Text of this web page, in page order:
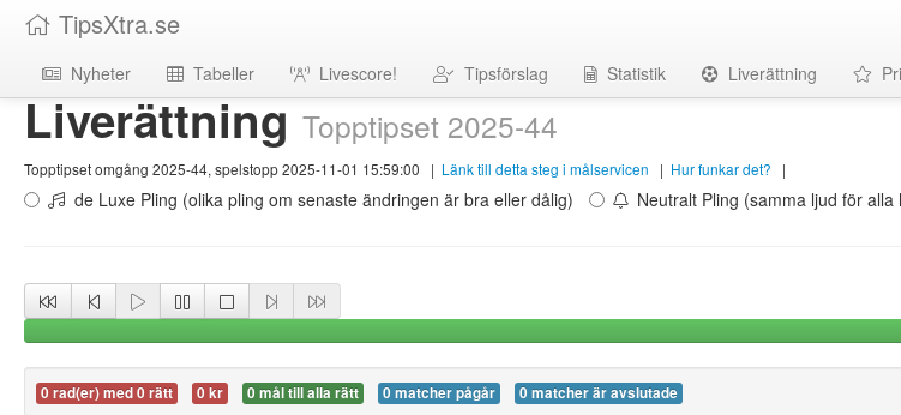
TipsXtra.se
Nyheter Tabeller Livescore! Tipsförslag Statistik Liverättning
LiverättningTopptipset 2025-44
Topptipset omgång 2025-44, spelstopp 2025-11-01 15:59:00 | Länk till detta steg i målservicen | Hur funkar det? |
de Luxe Pling (olika pling om senaste ändringen är bra eller dålig) Neutralt Pling (samma ljud för alla
0 rad(er) med 0 rätt 0 kr 0 mål till alla rätt 0 matcher pågår 0 matcher är avslutade